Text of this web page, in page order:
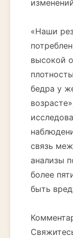
«Наши
высокой
бедра у
связь
анализы
более
быть